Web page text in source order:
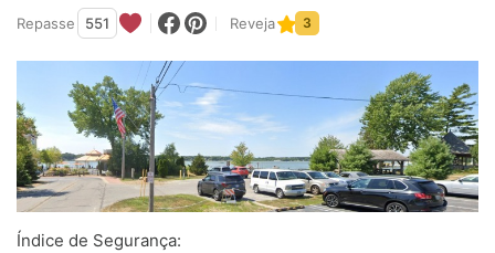
Repasse 551 Reveja 3
Índice de Segurança: